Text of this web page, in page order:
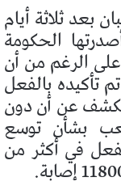
بعد ثلاثة أيام
الحكومة
على الرغم من أن
تأكيده بالفعل
عن أن دون
بشأن توسع
في أكثر من
إصابة.